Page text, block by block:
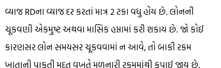
વ્યાજ RDના વ્યાજ દર કરતાં માત્ર 2 ટકા વધુ હોય છે. લોનની
ચૂકવણી એકમુષ્ટ અથવા માસિક હપ્તામાં કરી શકાય છે. જો કોઈ
કારણસર લોન સમયસર ચૂકવવામાં ન આવે, તો બાકી રકમ
ખાતાની પાકતી મુદત વખતે મળનારી રકમમાંથી કપાઈ જાય છે.